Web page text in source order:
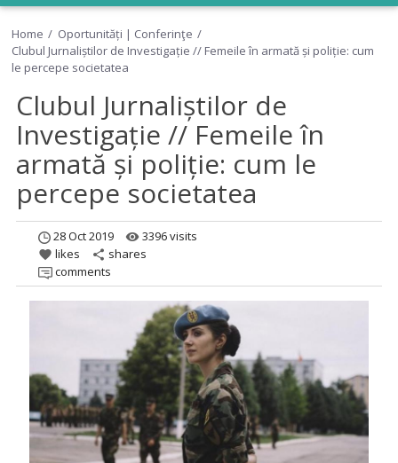
Home
Oportunități | Conferinţe
Clubul Jurnaliștilor de Investigație // Femeile în armată și poliție: cum
le percepe societatea
Clubul Jurnaliștilor de
Investigație // Femeile în
armată și poliție: cum le
percepe societatea
28 Oct 2019 remove_red_eye 3396 visits
favorite likes share shares
comments